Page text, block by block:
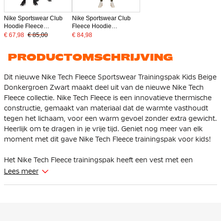
Nike Sportswear Club
Hoodie Fleece
Trainingspak Kids Zwart
€ 67,98 € 85,00
Nike Sportswear Club
Fleece Hoodie
Trainingspak Kids
€ 84,98
PRODUCTOMSCHRIJVING
Dit nieuwe Nike Tech Fleece Sportswear Trainingspak Kids Beige
Donkergroen Zwart maakt deel uit van de nieuwe Nike Tech
Fleece collectie. Nike Tech Fleece is een innovatieve thermische
constructie, gemaakt van materiaal dat de warmte vasthoudt
tegen het lichaam, voor een warm gevoel zonder extra gewicht.
Heerlijk om te dragen in je vrije tijd. Geniet nog meer van elk
moment met dit gave Nike Tech Fleece trainingspak voor kids!
Het Nike Tech Fleece trainingspak heeft een vest met een
standaard pasvorm die iets ruimer valt bij de schouders, borst
Lees meer